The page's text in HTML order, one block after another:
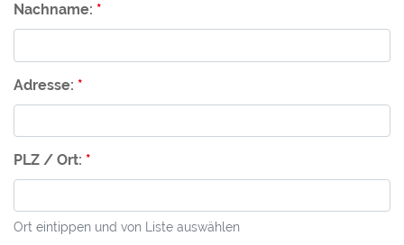
Nachname:
Adresse:
PLZ / Ort:
Ort eintippen und von Liste auswählen